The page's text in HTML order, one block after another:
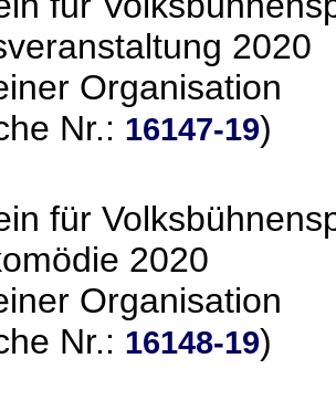
2020
Organisation
Nr.: 16147-19)
für
2020
Organisation
Nr.: 16148-19)